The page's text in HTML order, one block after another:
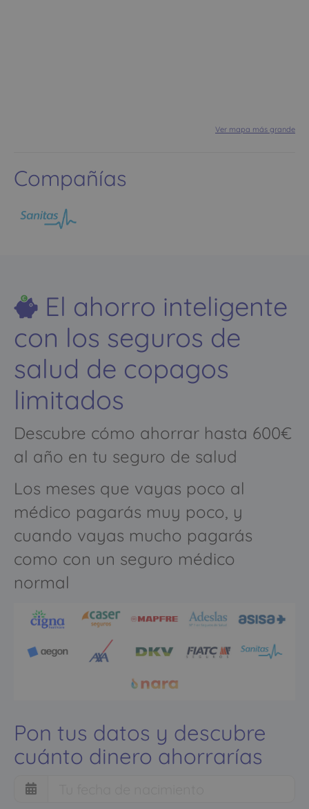
Ver mapa más grande
Compañías
El ahorro inteligente
con los seguros de
salud de copagos
limitados
Descubre cómo ahorrar hasta 600€
al año en tu seguro de salud
Los meses que vayas poco al
médico pagarás muy poco, y
cuando vayas mucho pagarás
como con un seguro médico
normal
Pon tus datos y descubre
cuánto dinero ahorrarías